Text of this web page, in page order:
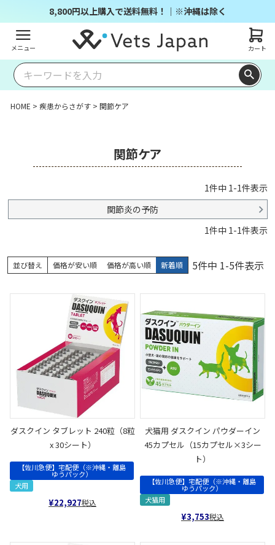
8,800円以上購入で送料無料！｜※沖縄は除く
メニュー カート
HOME 疾患からさがす 関節ケア
関節ケア
1件中 1-1件表示
関節炎の予防
1件中 1-1件表示
並び替え 価格が安い順 価格が高い順 新着順 5件中 1-5件表示
ダスクイン タブレット 240粒（8粒
x 30シート）
【佐川急便】宅配便（※沖縄・離島
ゆうパック）
犬用
¥22,927税込
犬猫用 ダスクイン パウダーイン
45カプセル（15カプセル×3シー
ト）
【佐川急便】宅配便（※沖縄・離島
ゆうパック）
犬猫用
¥3,753税込